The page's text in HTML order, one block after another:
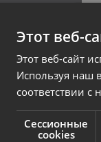
Этот веб-
Этот веб-сайт
Используя наш
соответствии
Сессионные
cookies